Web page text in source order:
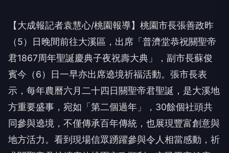
【大成報記者袁慧心/桃園報導】桃園市長張善政昨
（5）日晚間前往大溪區，出席「普濟堂恭祝關聖帝
君1867周年聖誕慶典子夜祝壽大典」，副市長蘇俊
賓今（6）日一早亦出席遶境祈福活動。張市長表
示，每年農曆六月二十四日關聖帝君聖誕，是大溪地
方重要盛事，宛如「第二個過年」，30餘個社頭共
同參與遶境，不僅傳承百年傳統，也展現豐富創意與
地方活力。看到現場信眾踴躍參與令人相當感動，祈